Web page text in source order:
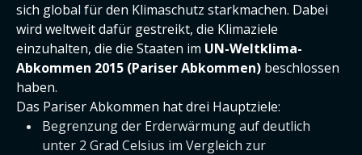
sich global für den Klimaschutz starkmachen. Dabei
wird weltweit dafür gestreikt, die Klimaziele
einzuhalten, die die Staaten im UN-Weltklima-
Abkommen 2015 (Pariser Abkommen) beschlossen
haben.
Das Pariser Abkommen hat drei Hauptziele:
Begrenzung der Erderwärmung auf deutlich
unter 2 Grad Celsius im Vergleich zur